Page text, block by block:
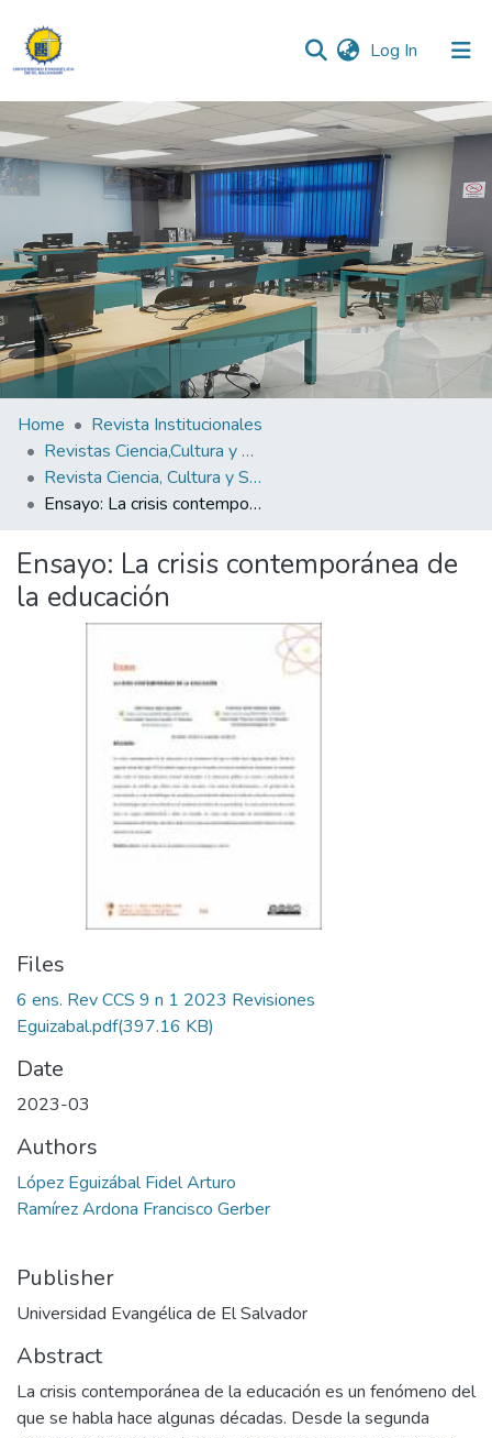
Log In (current)
Communities & Collections
All of DSpace
Home
Revista Institucionales
Revistas Ciencia,Cultura y Sociedad
Revista Ciencia, Cultura y Sociedad Vol.9 N°1
Ensayo: La crisis contemporánea de la educación
Ensayo: La crisis contemporánea de
la educación
Files
6 ens. Rev CCS 9 n 1 2023 Revisiones
Eguizabal.pdf(397.16 KB)
Date
2023-03
Authors
López Eguizábal Fidel Arturo
Ramírez Ardona Francisco Gerber
Publisher
Universidad Evangélica de El Salvador
Abstract
La crisis contemporánea de la educación es un fenómeno del
que se habla hace algunas décadas. Desde la segunda